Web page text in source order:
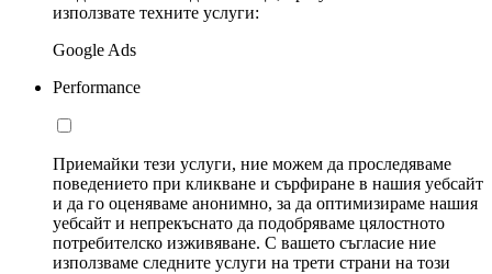
използвате техните услуги:
Google Ads
Performance
Приемайки тези услуги, ние можем да проследяваме
поведението при кликване и сърфиране в нашия уебсайт
и да го оценяваме анонимно, за да оптимизираме нашия
уебсайт и непрекъснато да подобряваме цялостното
потребителско изживяване. С вашето съгласие ние
използваме следните услуги на трети страни на този